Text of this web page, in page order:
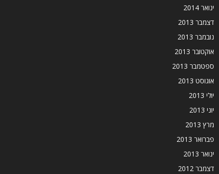
ינואר 2014
דצמבר 2013
נובמבר 2013
אוקטובר 2013
ספטמבר 2013
אוגוסט 2013
יולי 2013
יוני 2013
מרץ 2013
פברואר 2013
ינואר 2013
דצמבר 2012